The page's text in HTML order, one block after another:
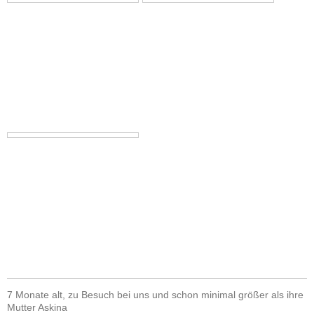
7 Monate alt, zu Besuch bei uns und schon minimal größer als ihre
Mutter Askina